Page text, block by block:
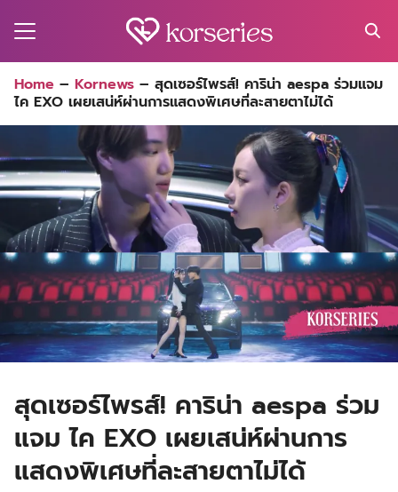
for:
Home – Kornews – สุดเซอร์ไพรส์! คาริน่า aespa ร่วมแจม
ไค EXO เผยเสน่ห์ผ่านการแสดงพิเศษที่ละสายตาไม่ได้
สุดเซอร์ไพรส์! คาริน่า aespa ร่วม
แจม ไค EXO เผยเสน่ห์ผ่านการ
แสดงพิเศษที่ละสายตาไม่ได้